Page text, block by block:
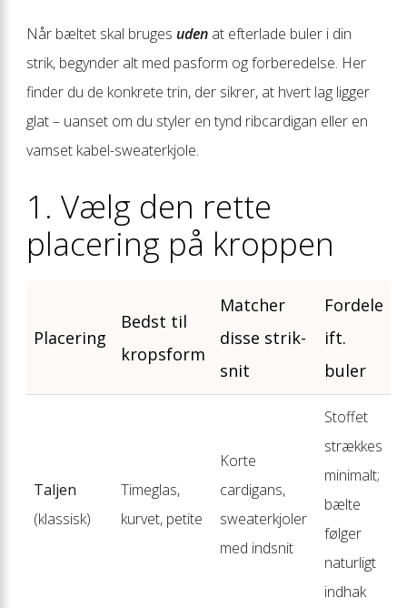
Når bæltet skal bruges uden at efterlade buler i din
strik, begynder alt med pasform og forberedelse. Her
finder du de konkrete trin, der sikrer, at hvert lag ligger
glat – uanset om du styler en tynd ribcardigan eller en
vamset kabel-sweaterkjole.
1. Vælg den rette
placering på kroppen
Placering
Bedst til
kropsform
Matcher
disse strik-
snit
Fordele
ift.
buler
Taljen
(klassisk)
Timeglas,
kurvet, petite
Korte
cardigans,
sweaterkjoler
med indsnit
Stoffet
strækkes
minimalt;
bælte
følger
naturligt
indhak